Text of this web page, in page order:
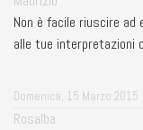
Non è facile riuscire ad
alle tue interpretazioni
Domenica, 15 Marzo 2015
Rosalba